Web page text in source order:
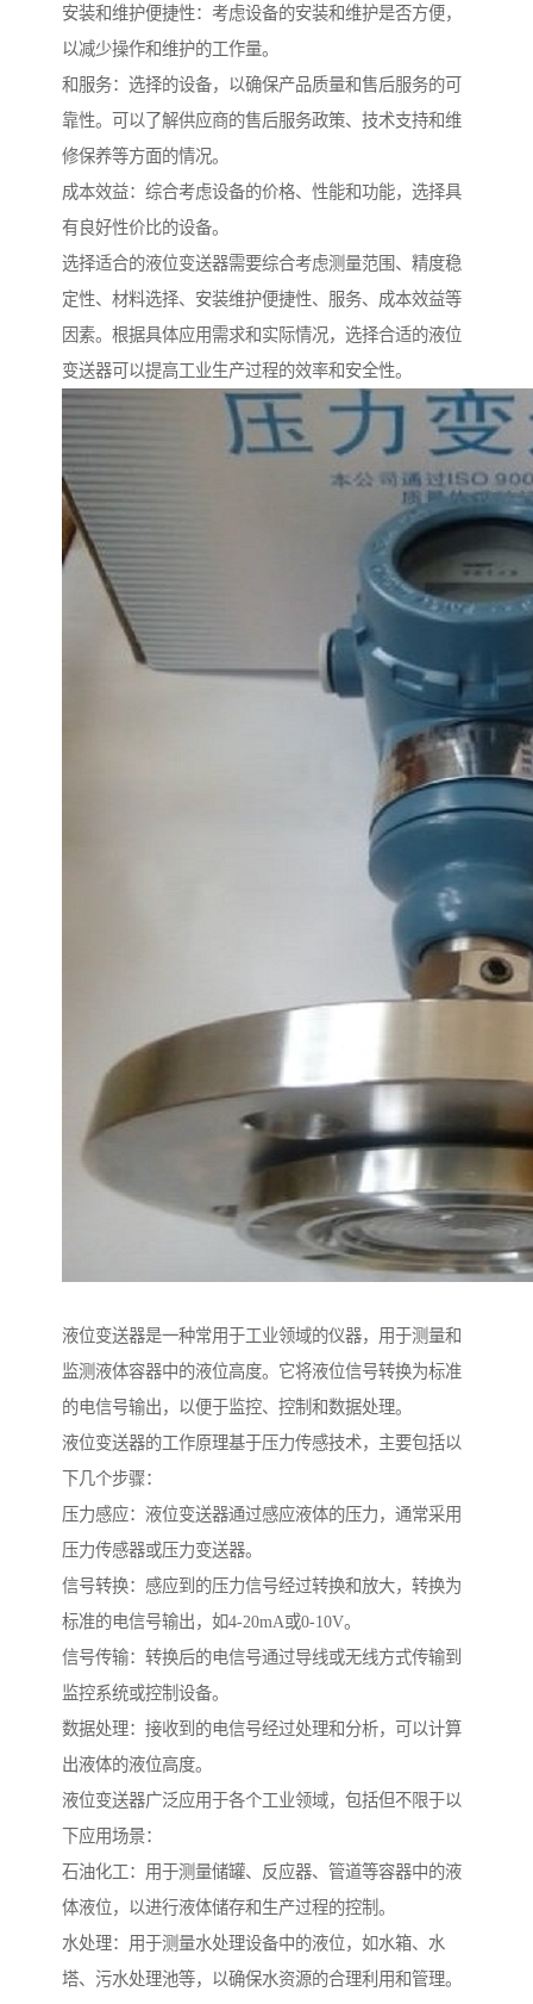
安装和维护便捷性：考虑设备的安装和维护是否方便，
以减少操作和维护的工作量。
和服务：选择的设备，以确保产品质量和售后服务的可
靠性。可以了解供应商的售后服务政策、技术支持和维
修保养等方面的情况。
成本效益：综合考虑设备的价格、性能和功能，选择具
有良好性价比的设备。
选择适合的液位变送器需要综合考虑测量范围、精度稳
定性、材料选择、安装维护便捷性、服务、成本效益等
因素。根据具体应用需求和实际情况，选择合适的液位
变送器可以提高工业生产过程的效率和安全性。
液位变送器是一种常用于工业领域的仪器，用于测量和
监测液体容器中的液位高度。它将液位信号转换为标准
的电信号输出，以便于监控、控制和数据处理。
液位变送器的工作原理基于压力传感技术，主要包括以
下几个步骤：
压力感应：液位变送器通过感应液体的压力，通常采用
压力传感器或压力变送器。
信号转换：感应到的压力信号经过转换和放大，转换为
标准的电信号输出，如4-20mA或0-10V。
信号传输：转换后的电信号通过导线或无线方式传输到
监控系统或控制设备。
数据处理：接收到的电信号经过处理和分析，可以计算
出液体的液位高度。
液位变送器广泛应用于各个工业领域，包括但不限于以
下应用场景：
石油化工：用于测量储罐、反应器、管道等容器中的液
体液位，以进行液体储存和生产过程的控制。
水处理：用于测量水处理设备中的液位，如水箱、水
塔、污水处理池等，以确保水资源的合理利用和管理。